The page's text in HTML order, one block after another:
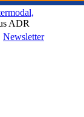
ADR
Newsletter